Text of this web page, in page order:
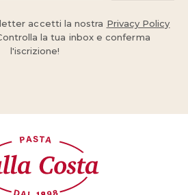
accetti la nostra Privacy Policy
la tua inbox e conferma
l'iscrizione!